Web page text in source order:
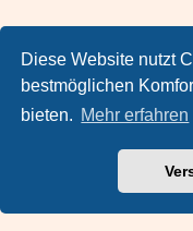
Diese Website nutzt
bestmöglichen
bieten. Mehr erfahren